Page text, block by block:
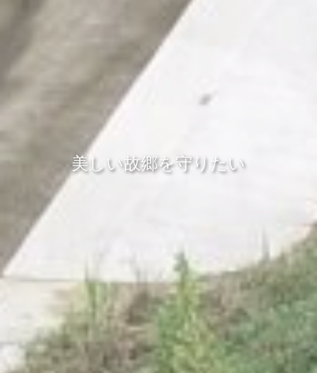
美しい故郷を守りたい